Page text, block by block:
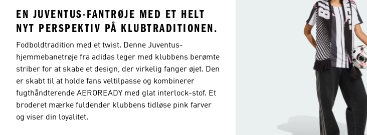
EN JUVENTUS-FANTRØJE MED ET HELT
NYT PERSPEKTIV PÅ KLUBTRADITIONEN.
Fodboldtradition med et twist. Denne Juventus-
hjemmebanetrøje fra adidas leger med klubbens berømte
striber for at skabe et design, der virkelig fanger øjet. Den
er skabt til at holde fans veltilpasse og kombinerer
fugthåndterende AEROREADY med glat interlock-stof. Et
broderet mærke fuldender klubbens tidløse pink farver
og viser din loyalitet.